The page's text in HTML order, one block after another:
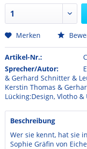
Merken
Artikel-Nr.:
Sprecher/Autor:
& Gerhard Schnitter &
Kerstin Thomas &
Lücking:Design, Vlotho
Beschreibung
Wer sie kennt, hat sie
Sophie Gräfin von